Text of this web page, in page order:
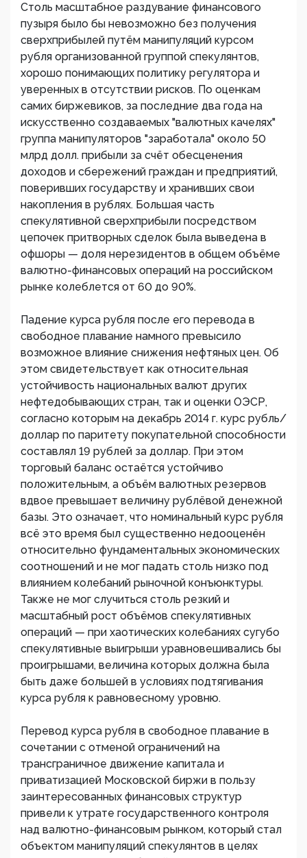
Столь масштабное раздувание финансового
пузыря было бы невозможно без получения
сверхприбылей путём манипуляций курсом
рубля организованной группой спекулянтов,
хорошо понимающих политику регулятора и
уверенных в отсутствии рисков. По оценкам
самих биржевиков, за последние два года на
искусственно создаваемых "валютных качелях"
группа манипуляторов "заработала" около 50
млрд долл. прибыли за счёт обесценения
доходов и сбережений граждан и предприятий,
поверивших государству и хранивших свои
накопления в рублях. Большая часть
спекулятивной сверхприбыли посредством
цепочек притворных сделок была выведена в
офшоры — доля нерезидентов в общем объёме
валютно-финансовых операций на российском
рынке колеблется от 60 до 90%.
Падение курса рубля после его перевода в
свободное плавание намного превысило
возможное влияние снижения нефтяных цен. Об
этом свидетельствует как относительная
устойчивость национальных валют других
нефтедобывающих стран, так и оценки ОЭСР,
согласно которым на декабрь 2014 г. курс рубль/
доллар по паритету покупательной способности
составлял 19 рублей за доллар. При этом
торговый баланс остаётся устойчиво
положительным, а объём валютных резервов
вдвое превышает величину рублёвой денежной
базы. Это означает, что номинальный курс рубля
всё это время был существенно недооценён
относительно фундаментальных экономических
соотношений и не мог падать столь низко под
влиянием колебаний рыночной конъюнктуры.
Также не мог случиться столь резкий и
масштабный рост объёмов спекулятивных
операций — при хаотических колебаниях сугубо
спекулятивные выигрыши уравновешивались бы
проигрышами, величина которых должна была
быть даже большей в условиях подтягивания
курса рубля к равновесному уровню.
Перевод курса рубля в свободное плавание в
сочетании с отменой ограничений на
трансграничное движение капитала и
приватизацией Московской биржи в пользу
заинтересованных финансовых структур
привели к утрате государственного контроля
над валютно-финансовым рынком, который стал
объектом манипуляций спекулянтов в целях